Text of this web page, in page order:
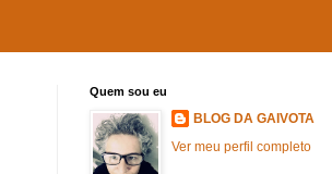
Quem sou eu
BLOG DA GAIVOTA
Ver meu perfil completo